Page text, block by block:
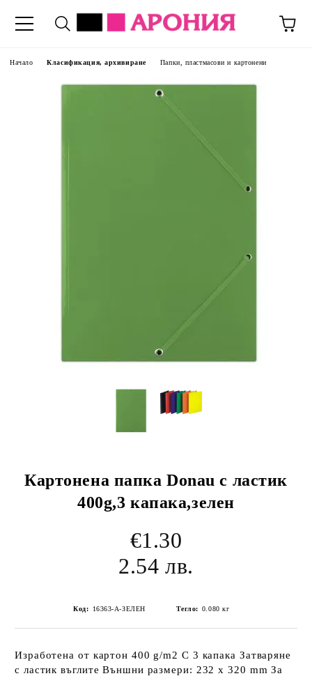
Начало Класификация, архивиране Папки, пластмасови и картонени
Картонена папка Donau с ластик
400g,3 капака,зелен
€1.30
2.54 лв.
Код: 16363-А-ЗЕЛЕН Тегло: 0.080 кг
Изработена от картон 400 g/m2 С 3 капака Затваряне
с ластик въглите Външни размери: 232 х 320 mm За